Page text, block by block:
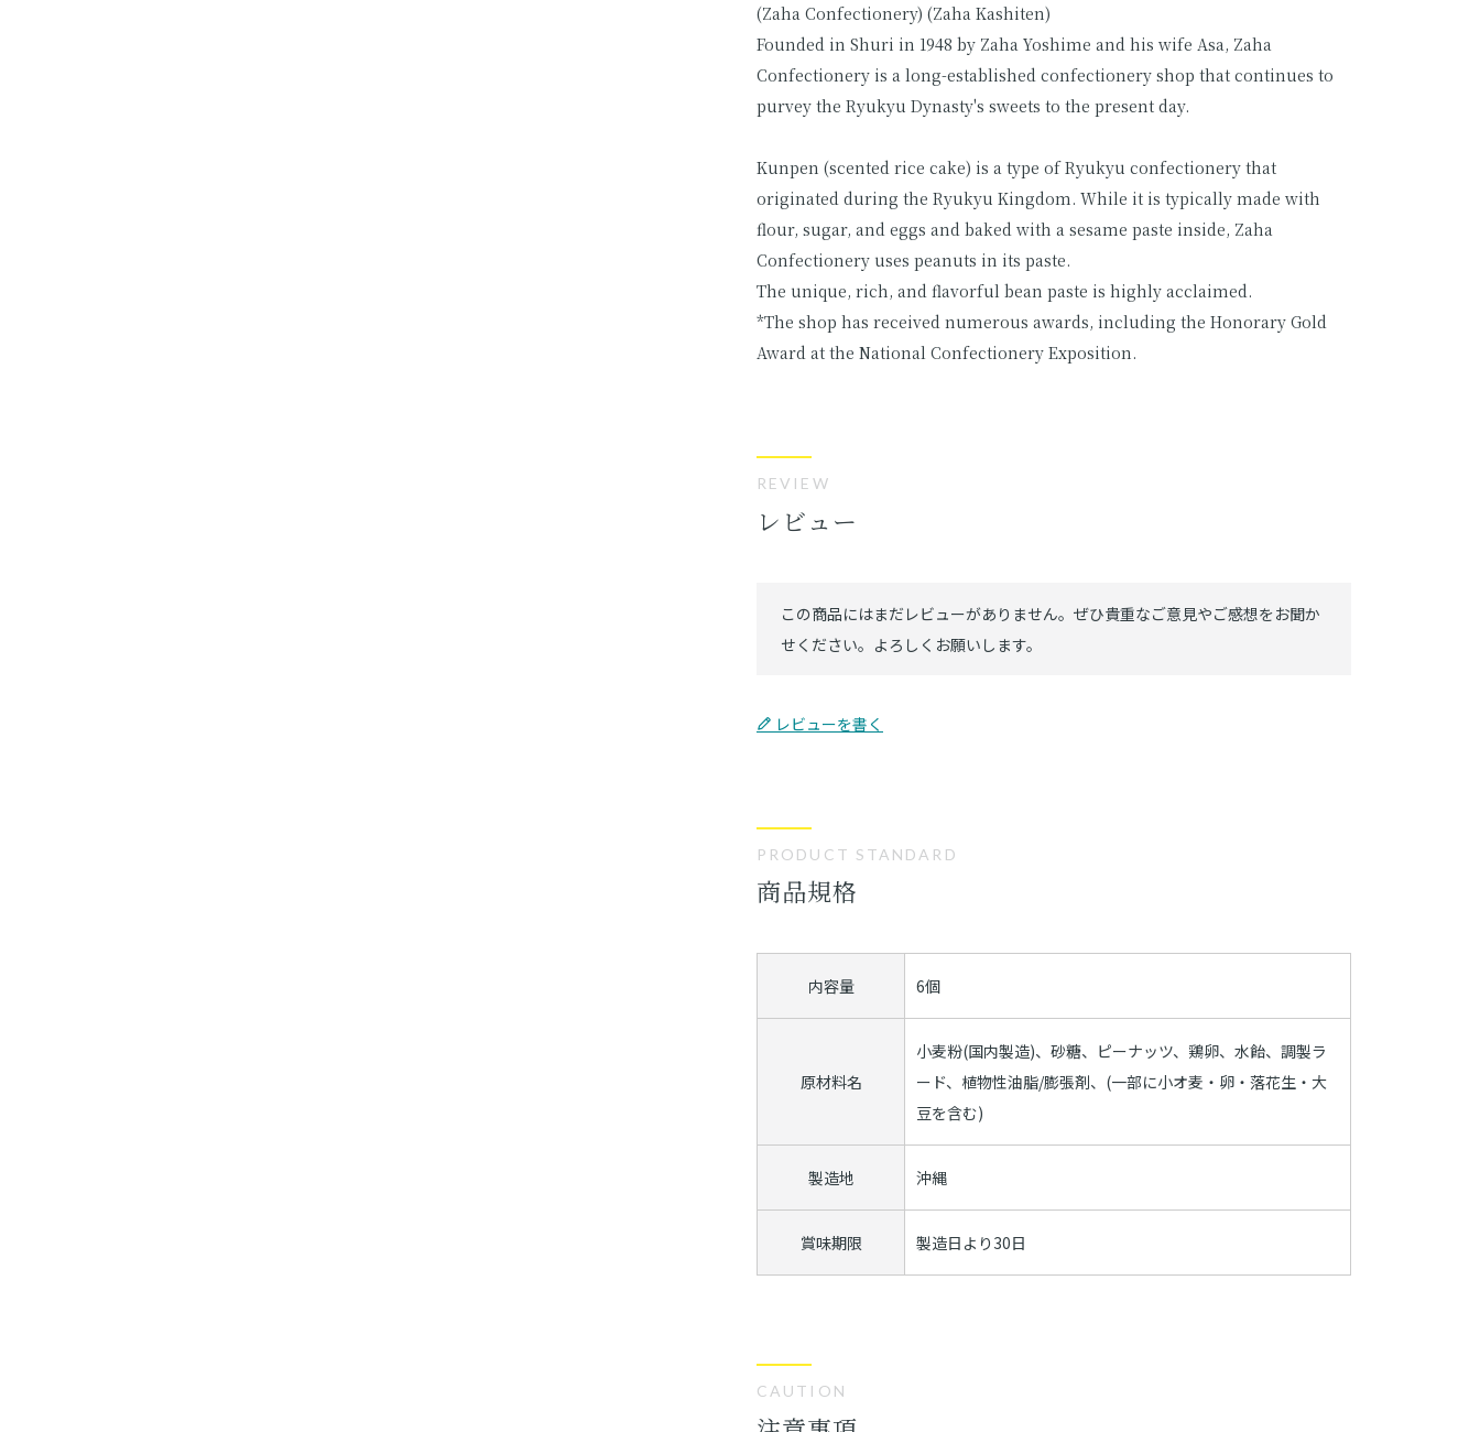
(Zaha Confectionery) (Zaha Kashiten)
Founded in Shuri in 1948 by Zaha Yoshime and his wife Asa, Zaha
Confectionery is a long-established confectionery shop that continues to
purvey the Ryukyu Dynasty's sweets to the present day.
Kunpen (scented rice cake) is a type of Ryukyu confectionery that
originated during the Ryukyu Kingdom. While it is typically made with
flour, sugar, and eggs and baked with a sesame paste inside, Zaha
Confectionery uses peanuts in its paste.
The unique, rich, and flavorful bean paste is highly acclaimed.
*The shop has received numerous awards, including the Honorary Gold
Award at the National Confectionery Exposition.
REVIEW
レビュー
レビューを書く
PRODUCT STANDARD
商品規格
内容量 6個
原材料名
小麦粉(国内製造)、砂糖、ピーナッツ、鶏卵、水飴、調製ラ
ード、植物性油脂/膨張剤、(一部に小オ麦・卵・落花生・大
豆を含む)
製造地 沖縄
賞味期限 製造日より30日
CAUTION